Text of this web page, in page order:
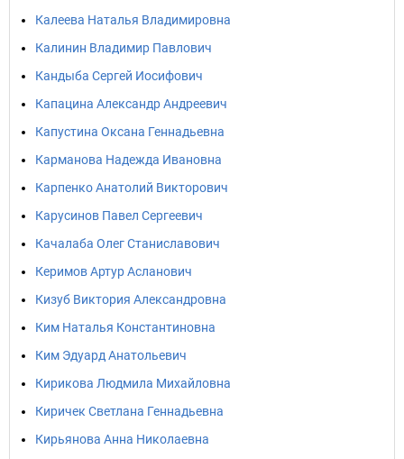
Калеева Наталья Владимировна
Калинин Владимир Павлович
Кандыба Сергей Иосифович
Капацина Александр Андреевич
Капустина Оксана Геннадьевна
Карманова Надежда Ивановна
Карпенко Анатолий Викторович
Карусинов Павел Сергеевич
Качалаба Олег Станиславович
Керимов Артур Асланович
Кизуб Виктория Александровна
Ким Наталья Константиновна
Ким Эдуард Анатольевич
Кирикова Людмила Михайловна
Киричек Светлана Геннадьевна
Кирьянова Анна Николаевна